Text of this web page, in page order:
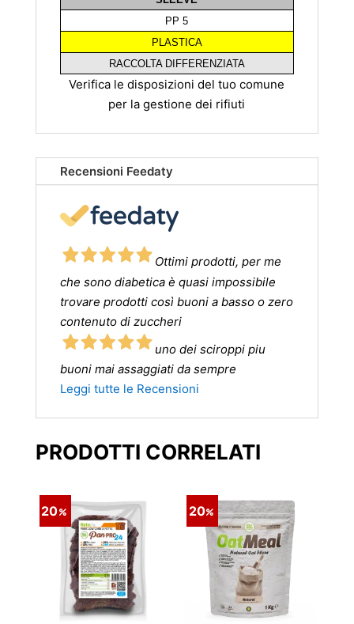
PP 5
PLASTICA
RACCOLTA DIFFERENZIATA
Verifica le disposizioni del tuo comune
per la gestione dei rifiuti
Recensioni Feedaty
Ottimi prodotti, per me
che sono diabetica è quasi impossibile
trovare prodotti così buoni a basso o zero
contenuto di zuccheri
uno dei sciroppi piu
buoni mai assaggiati da sempre
Leggi tutte le Recensioni
PRODOTTI CORRELATI
20 20